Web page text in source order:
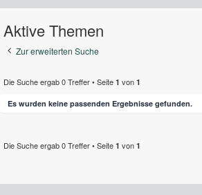
Aktive Themen
Zur erweiterten Suche
Die Suche ergab 0 Treffer • Seite 1 von 1
Es wurden keine passenden Ergebnisse gefunden.
Die Suche ergab 0 Treffer • Seite 1 von 1